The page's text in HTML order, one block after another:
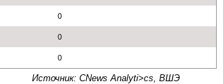
0
0
0
Источник: CNews Analyti>cs, ВШЭ